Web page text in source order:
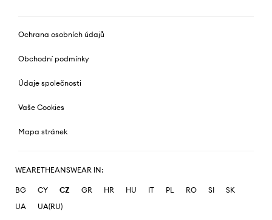
Ochrana osobních údajů
Obchodní podmínky
Údaje společnosti
Vaše Cookies
Mapa stránek
WEARETHEANSWEAR IN:
BG CY CZ GR HR HU IT PL RO SI
SK
UA
UA(RU)